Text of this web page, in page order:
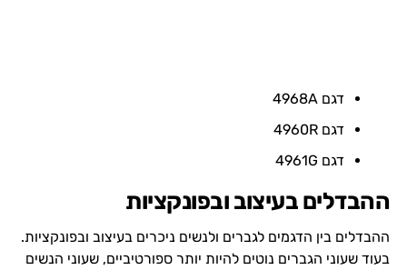
דגם 4968A
דגם 4960R
דגם 4961G
ההבדלים בעיצוב ובפונקציות
ההבדלים בין הדגמים לגברים ולנשים ניכרים בעיצוב ובפונקציות.
בעוד שעוני הגברים נוטים להיות יותר ספורטיביים, שעוני הנשים